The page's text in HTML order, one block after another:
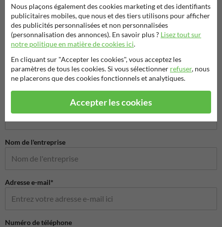
Nom de l'entreprise
Adresse e-mail*
Numéro de téléphone
Nous plaçons également des cookies marketing et des identifiants
publicitaires mobiles, que nous et des tiers utilisons pour afficher
des publicités personnalisées et non personnalisées
(personnalisation des annonces). En savoir plus ? Lisez tout sur
notre politique en matière de cookies ici.
En cliquant sur "Accepter les cookies", vous acceptez les
paramètres de tous les cookies. Si vous sélectionner refuser, nous
ne placerons que des cookies fonctionnels et analytiques.
Accepter les cookies